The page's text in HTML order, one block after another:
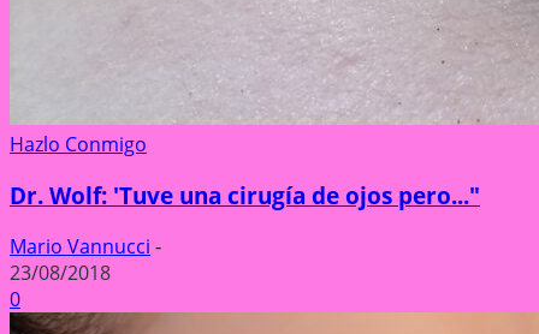
Hazlo Conmigo
Dr. Wolf: 'Tuve una cirugía de ojos pero..."
Mario Vannucci -
23/08/2018
0